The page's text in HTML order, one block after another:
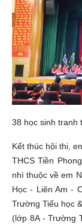
38 học sinh tranh
Kết thúc hội thi,
THCS Tiền
nhì thuộc về em
Học - Liên Am -
Trường Tiểu học
(lớp 8A - Trường